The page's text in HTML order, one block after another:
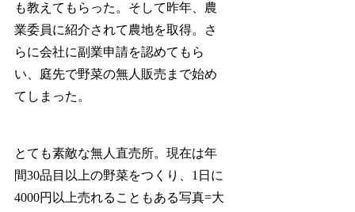
も教えてもらった。そして昨年、農
業委員に紹介されて農地を取得。さ
らに会社に副業申請を認めてもら
い、庭先で野菜の無人販売まで始め
てしまった。
とても素敵な無人直売所。現在は年
間30品目以上の野菜をつくり、1日に
4000円以上売れることもある写真=大